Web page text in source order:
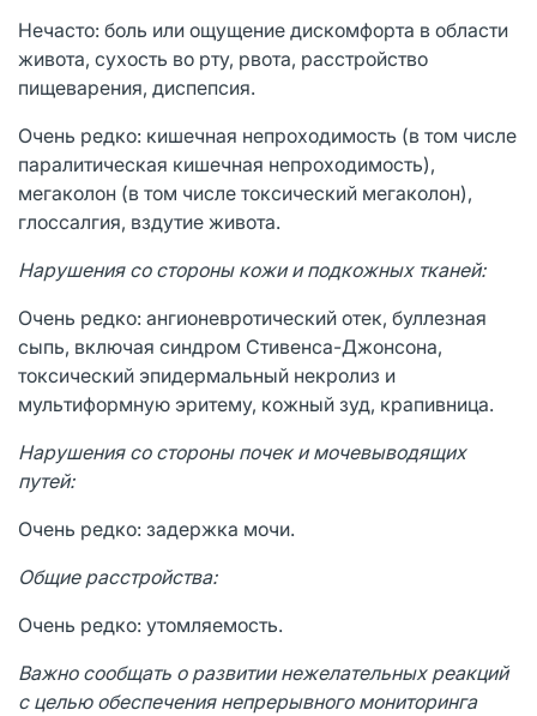
Нечасто: боль или ощущение дискомфорта в области
живота, сухость во рту, рвота, расстройство
пищеварения, диспепсия.
Очень редко: кишечная непроходимость (в том числе
паралитическая кишечная непроходимость),
мегаколон (в том числе токсический мегаколон),
глоссалгия, вздутие живота.
Нарушения со стороны кожи и подкожных тканей:
Очень редко: ангионевротический отек, буллезная
сыпь, включая синдром Стивенса-Джонсона,
токсический эпидермальный некролиз и
мультиформную эритему, кожный зуд, крапивница.
Нарушения со стороны почек и мочевыводящих
путей:
Очень редко: задержка мочи.
Общие расстройства:
Очень редко: утомляемость.
Важно сообщать о развитии нежелательных реакций
с целью обеспечения непрерывного мониторинга